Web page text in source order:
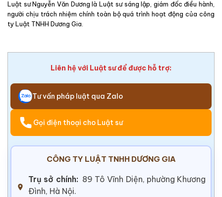
Luật sư Nguyễn Văn Dương là Luật sư sáng lập, giám đốc điều hành,
người chịu trách nhiệm chính toàn bộ quá trình hoạt động của công
ty Luật TNHH Dương Gia.
Liên hệ với Luật sư để được hỗ trợ:
Tư vấn pháp luật qua Zalo
Gọi điện thoại cho Luật sư
CÔNG TY LUẬT TNHH DƯƠNG GIA
Trụ sở chính: 89 Tô Vĩnh Diện, phường Khương
Đình, Hà Nội.